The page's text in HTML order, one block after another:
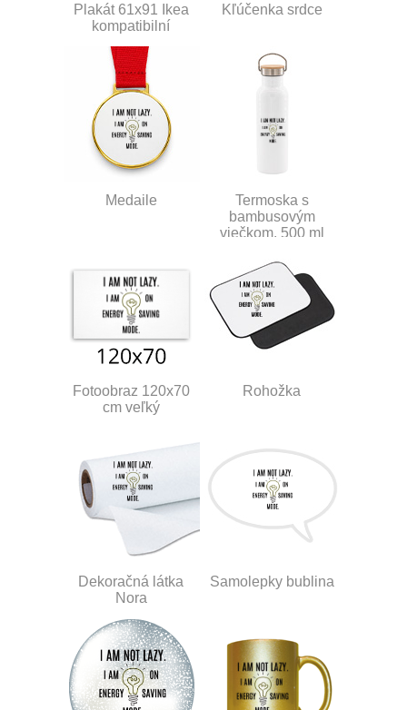
Plakát 61x91 Ikea
kompatibilní
Kľúčenka srdce
Medaile
Termoska s
bambusovým
viečkom, 500 ml
Fotoobraz 120x70
cm veľký
Rohožka
Dekoračná látka
Nora
Samolepky bublina